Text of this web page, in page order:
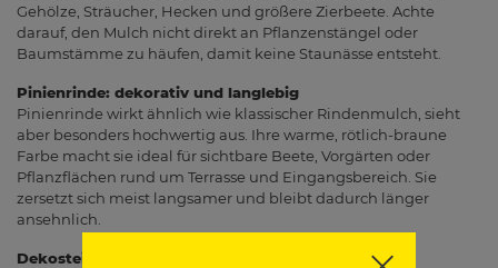
Gehölze, Sträucher, Hecken und größere Zierbeete. Achte
darauf, den Mulch nicht direkt an Pflanzenstängel oder
Baumstämme zu häufen, damit keine Staunässe entsteht.
Pinienrinde: dekorativ und langlebig
Pinienrinde wirkt ähnlich wie klassischer Rindenmulch, sieht
aber besonders hochwertig aus. Ihre warme, rötlich-braune
Farbe macht sie ideal für sichtbare Beete, Vorgärten oder
Pflanzflächen rund um Terrasse und Eingangsbereich. Sie
zersetzt sich meist langsamer und bleibt dadurch länger
ansehnlich.
Dekosteine: pflegeleicht und formstabil